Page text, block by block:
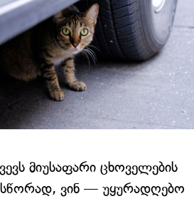
მიუსაფარი ცხოველების
ვინ — უყურადღებო